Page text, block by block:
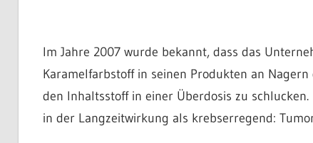
Im Jahre 2007 wurde bekannt, dass das
Karamelfarbstoff in seinen Produkten an
den Inhaltsstoff in einer Überdosis zu
in der Langzeitwirkung als krebserregend: